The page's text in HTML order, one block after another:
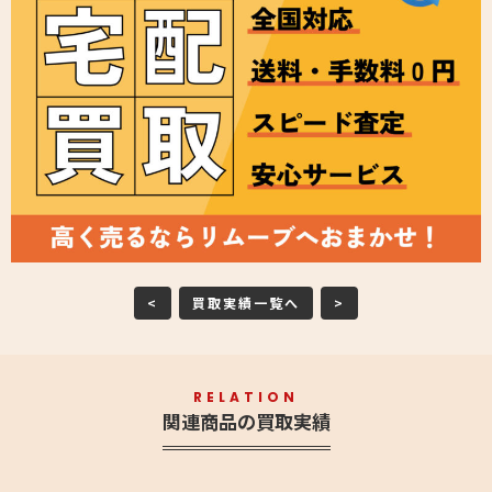
< 買取実績一覧へ >
RELATION
関連商品の買取実績